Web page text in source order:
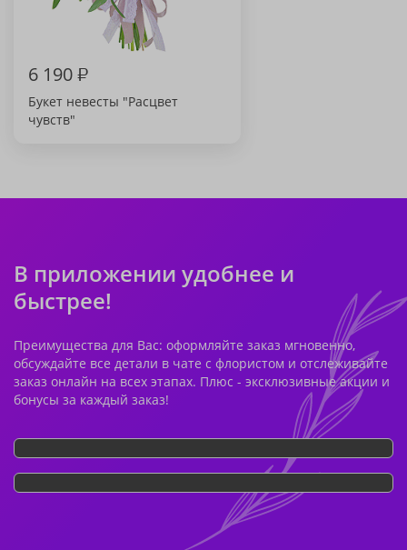
6 190₽
Букет невесты "Расцвет
чувств"
В приложении удобнее и
быстрее!
Преимущества для Вас: оформляйте заказ мгновенно,
обсуждайте все детали в чате с флористом и отслеживайте
заказ онлайн на всех этапах. Плюс - эксклюзивные акции и
бонусы за каждый заказ!